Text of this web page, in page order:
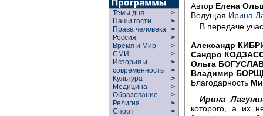
Темы дня
>
Наши гости
>
Права человека >
Россия
>
Время и Мир
>
СМИ
>
История и
современность
>
>
Культура
>
Медицина
>
Образование
>
Религия
>
Спорт
>
Автор Елена
Ведущая Ирина
В передаче
Александр
Сандро
Ольга
Владимир
Благодарность
Ирина
которого, а их